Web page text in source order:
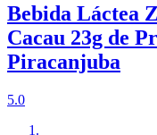
Bebida Láctea
Cacau 23g de
Piracanjuba
5.0